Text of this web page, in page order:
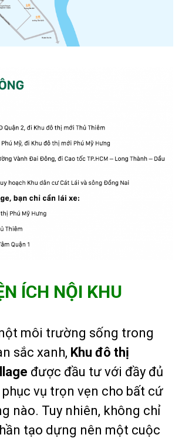
ÍCH NỘI KHU
môi trường sống trong
sắc xanh, Khu đô thị
được đầu tư với đầy đủ
vụ trọn vẹn cho bất cứ
nào. Tuy nhiên, không chỉ
tạo dựng nên một cuộc